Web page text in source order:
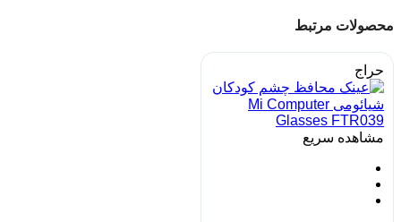
محصولات مرتبط
حراج
مشاهده سریع